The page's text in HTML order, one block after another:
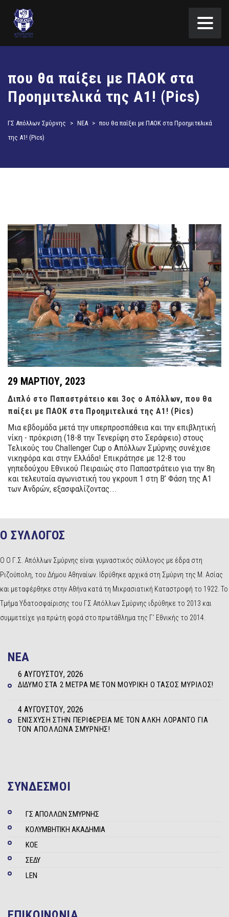
που θα παίξει με ΠΑΟΚ στα
Προημιτελικά της Α1! (Pics)
ΓΣ Απόλλων Σμύρνης > ΝΕΑ > που θα παίξει με ΠΑΟΚ στα Προημιτελικά
της Α1! (Pics)
29 ΜΑΡΤΊΟΥ, 2023
Διπλό στο Παπαστράτειο και 3ος ο Απόλλων, που θα
παίξει με ΠΑΟΚ στα Προημιτελικά της Α1! (Pics)
Μια εβδομάδα μετά την υπερπροσπάθεια και την επιβλητική
νίκη - πρόκριση (18-8 την Τενερίφη στο Σεράφειο) στους
Τελικούς του Challenger Cup ο Απόλλων Σμύρνης συνέχισε
νικηφόρα και στην Ελλάδα! Επικράτησε με 12-8 του
γηπεδούχου Εθνικού Πειραιώς στο Παπαστράτειο για την 8η
και τελευταία αγωνιστική του γκρουπ 1 στη Β’ Φάση της Α1
των Ανδρών, εξασφαλίζοντας...
Ο ΣΥΛΛΟΓΟΣ
Ο Ο Γ.Σ. Απόλλων Σμύρνης είναι γυμναστικός σύλλογος με έδρα στη
Ριζούπολη, του Δήμου Αθηναίων. Ιδρύθηκε αρχικά στη Σμύρνη της Μ. Ασίας
και μεταφέρθηκε στην Αθήνα κατά τη Μικρασιατική Καταστροφή το 1922. Το
Τμήμα Υδατοσφαίρισης του ΓΣ Απόλλων Σμύρνης ιδρύθηκε το 2013 και
συμμετείχε για πρώτη φορά στο πρωτάθλημα της Γ’ Εθνικής το 2014.
NEA
ΔΊΔΥΜΟ ΣΤΑ 2 ΜΈΤΡΑ ΜΕ ΤΟΝ ΜΟΥΡΊΚΗ Ο ΤΆΣΟΣ ΜΥΡΊΛΟΣ!
6 ΑΥΓΟΎΣΤΟΥ, 2026
ΕΝΊΣΧΥΣΗ ΣΤΗΝ ΠΕΡΙΦΈΡΕΙΑ ΜΕ ΤΟΝ ΆΛΚΗ ΛΟΡΆΝΤΟ ΓΙΑ
ΤΟΝ ΑΠΌΛΛΩΝΑ ΣΜΎΡΝΗΣ!
4 ΑΥΓΟΎΣΤΟΥ, 2026
ΣΥΝΔΕΣΜΟΙ
ΓΣ ΑΠΟΛΛΩΝ ΣΜΥΡΝΗΣ
ΚΟΛΥΜΒΗΤΙΚΗ ΑΚΑΔΗΜΙΑ
ΚΟΕ
ΣΕΔΥ
LEN